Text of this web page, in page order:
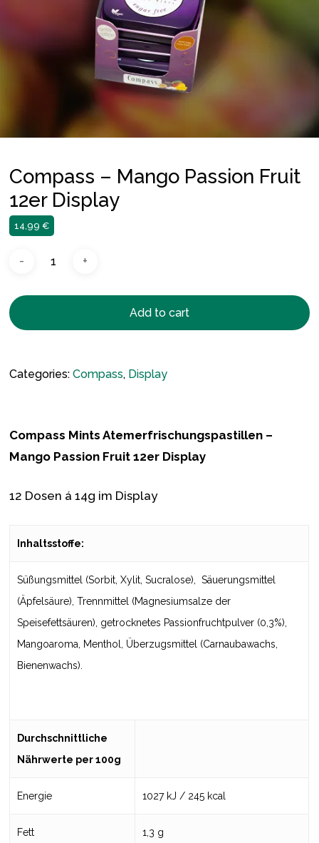
Compass – Mango Passion Fruit
12er Display
14,99€
Add to cart
Categories:Compass, Display
Compass MintsAtemerfrischungspastillen –
Mango Passion Fruit 12er Display
12 Dosen á 14g im Display
Inhaltsstoffe:
Süßungsmittel (Sorbit, Xylit, Sucralose), Säuerungsmittel
(Äpfelsäure), Trennmittel (Magnesiumsalze der
Speisefettsäuren), getrocknetes Passionfruchtpulver (0,3%),
Mangoaroma, Menthol, Überzugsmittel (Carnaubawachs,
Bienenwachs).
Durchschnittliche
Nährwerte per 100g
Energie 1027 kJ / 245 kcal
Fett 1,3 g